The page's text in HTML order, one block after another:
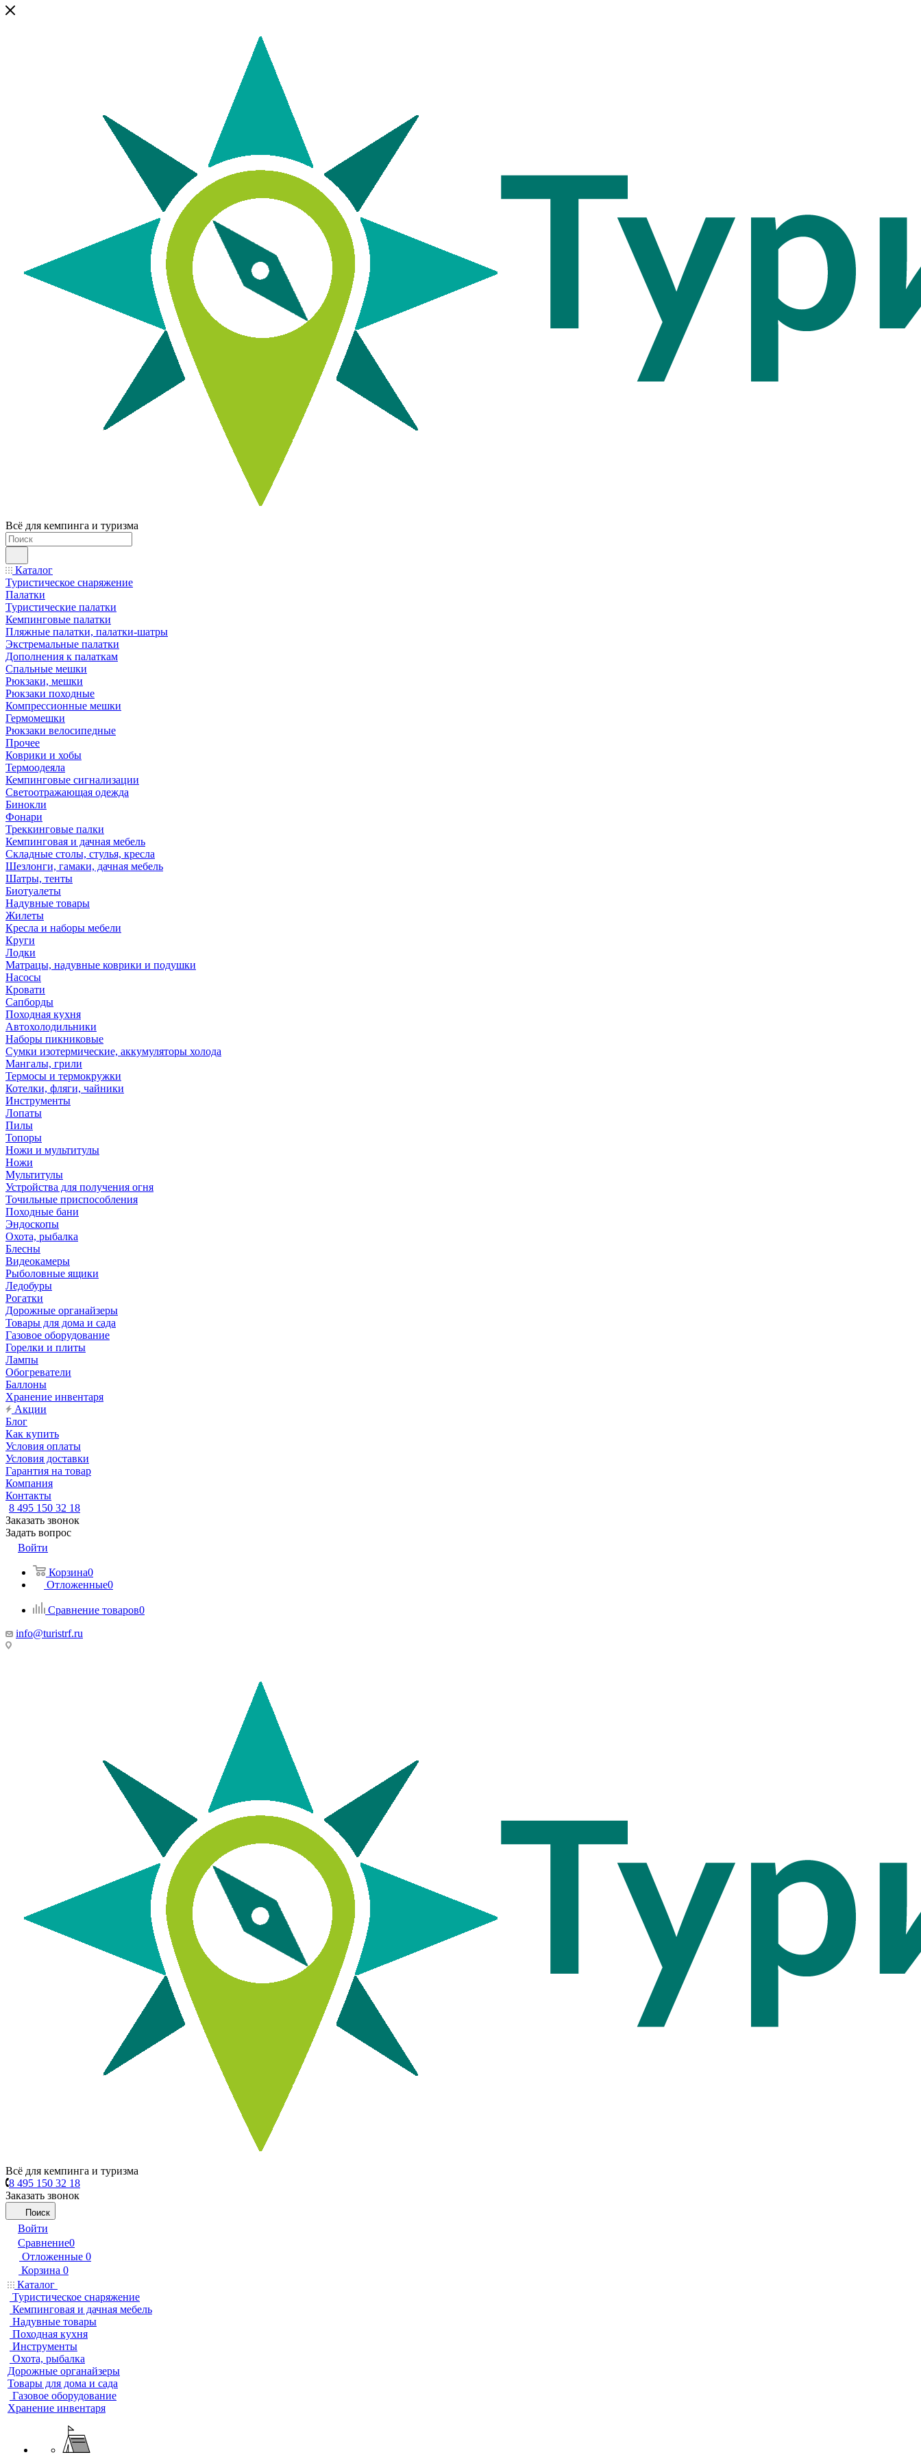
Всё для кемпинга и туризма
Каталог
Туристическое снаряжение
Палатки
Туристические палатки
Кемпинговые палатки
Пляжные палатки, палатки-шатры
Экстремальные палатки
Дополнения к палаткам
Спальные мешки
Рюкзаки, мешки
Рюкзаки походные
Компрессионные мешки
Гермомешки
Рюкзаки велосипедные
Прочее
Коврики и хобы
Термоодеяла
Кемпинговые сигнализации
Светоотражающая одежда
Бинокли
Фонари
Треккинговые палки
Кемпинговая и дачная мебель
Складные столы, стулья, кресла
Шезлонги, гамаки, дачная мебель
Шатры, тенты
Биотуалеты
Надувные товары
Жилеты
Кресла и наборы мебели
Круги
Лодки
Матрацы, надувные коврики и подушки
Насосы
Кровати
Сапборды
Походная кухня
Автохолодильники
Наборы пикниковые
Сумки изотермические, аккумуляторы холода
Мангалы, грили
Термосы и термокружки
Котелки, фляги, чайники
Инструменты
Лопаты
Пилы
Топоры
Ножи и мультитулы
Ножи
Мультитулы
Устройства для получения огня
Точильные приспособления
Походные бани
Эндоскопы
Охота, рыбалка
Блесны
Видеокамеры
Рыболовные ящики
Ледобуры
Рогатки
Дорожные органайзеры
Товары для дома и сада
Газовое оборудование
Горелки и плиты
Лампы
Обогреватели
Баллоны
Хранение инвентаря
Акции
Блог
Как купить
Условия оплаты
Условия доставки
Гарантия на товар
Компания
Контакты
8 495 150 32 18
Заказать звонок
Задать вопрос
Войти
Корзина0
Отложенные0
Сравнение товаров0
info@turistrf.ru
Всё для кемпинга и туризма
8 495 150 32 18
Заказать звонок
Поиск
Войти
Сравнение0
Отложенные 0
Корзина 0
Каталог
Туристическое снаряжение
Кемпинговая и дачная мебель
Надувные товары
Походная кухня
Инструменты
Охота, рыбалка
Дорожные органайзеры
Товары для дома и сада
Газовое оборудование
Хранение инвентаря